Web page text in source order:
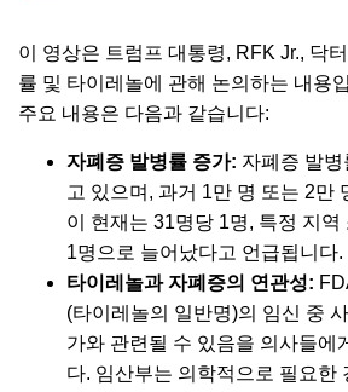
이 영상은 트럼프 대통령, RFK Jr., 닥
률 및 타이레놀에 관해 논의하는 내용
주요 내용은 다음과 같습니다:
자폐증 발병률 증가: 자폐증 발
고 있으며, 과거 1만 명 또는 2만
이 현재는 31명당 1명, 특정 지
1명으로 늘어났다고 언급됩니다.
타이레놀과 자폐증의 연관성:
(타이레놀의 일반명)의 임신 중
가와 관련될 수 있음을 의사들에
다. 임산부는 의학적으로 필요한